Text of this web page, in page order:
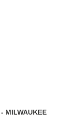
MILWAUKEE